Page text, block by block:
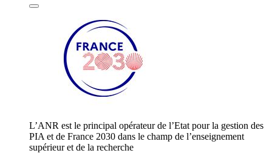
L’ANR est le principal opérateur de l’Etat pour la gestion des
PIA et de France 2030 dans le champ de l’enseignement
supérieur et de la recherche